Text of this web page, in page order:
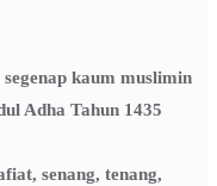
kaum muslimin
Adha Tahun 1435
senang, tenang,